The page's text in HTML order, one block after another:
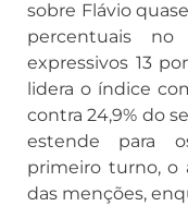
sobre Flávio
percentuais no
expressivos 13
lidera o índice
contra 24,9% do
estende para
primeiro turno, o
das menções,